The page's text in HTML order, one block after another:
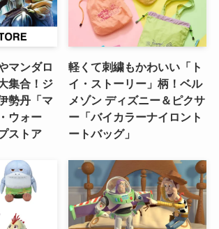
マンダロ
集合！ジ
勢丹「マ
ウォー
ストア
軽くて刺繍もかわいい「ト
イ・ストーリー」柄！ベル
メゾン ディズニー＆ピクサ
ー「バイカラーナイロント
ートバッグ」